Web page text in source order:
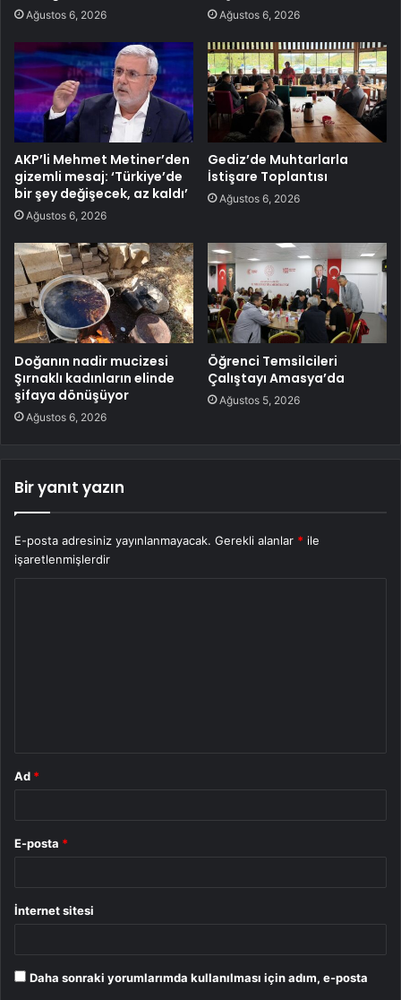
Ağustos 6, 2026 Ağustos 6, 2026
AKP’li Mehmet Metiner’den
gizemli mesaj: ‘Türkiye’de
bir şey değişecek, az kaldı’
Ağustos 6, 2026
Gediz’de Muhtarlarla
İstişare Toplantısı
Ağustos 6, 2026
Doğanın nadir mucizesi
Şırnaklı kadınların elinde
şifaya dönüşüyor
Ağustos 6, 2026
Öğrenci Temsilcileri
Çalıştayı Amasya’da
Ağustos 5, 2026
Bir yanıt yazın
E-posta adresiniz yayınlanmayacak. Gerekli alanlar * ile
işaretlenmişlerdir
Ad *
E-posta *
İnternet sitesi
Daha sonraki yorumlarımda kullanılması için adım, e-posta